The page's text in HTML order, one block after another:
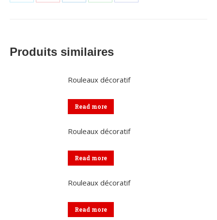
Produits similaires
Rouleaux décoratif
Read more
Rouleaux décoratif
Read more
Rouleaux décoratif
Read more